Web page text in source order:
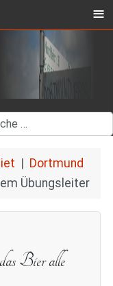
Dortmund
Übungsleiter
Bier alle
≡